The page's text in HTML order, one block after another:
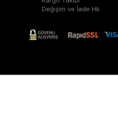
Değişim ve İade Hk.